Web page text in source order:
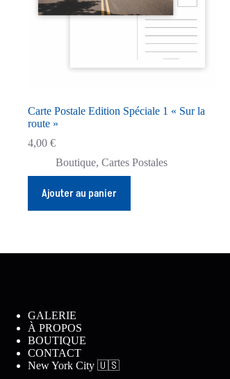
Carte Postale Edition Spéciale 1 « Sur la
route »
4,00 €
Boutique, Cartes Postales
Ajouter au panier
GALERIE
À PROPOS
BOUTIQUE
CONTACT
New York City 🇺🇸